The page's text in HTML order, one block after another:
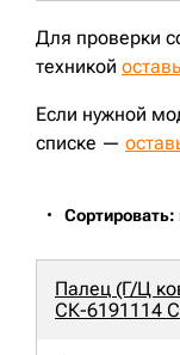
Для проверки
техникой
Если нужной
списке —
Палец (Г/Ц
СК-6191114